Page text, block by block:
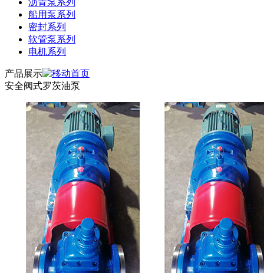
沥青泵系列
船用泵系列
密封系列
软管泵系列
电机系列
产品展示
安全阀式罗茨油泵